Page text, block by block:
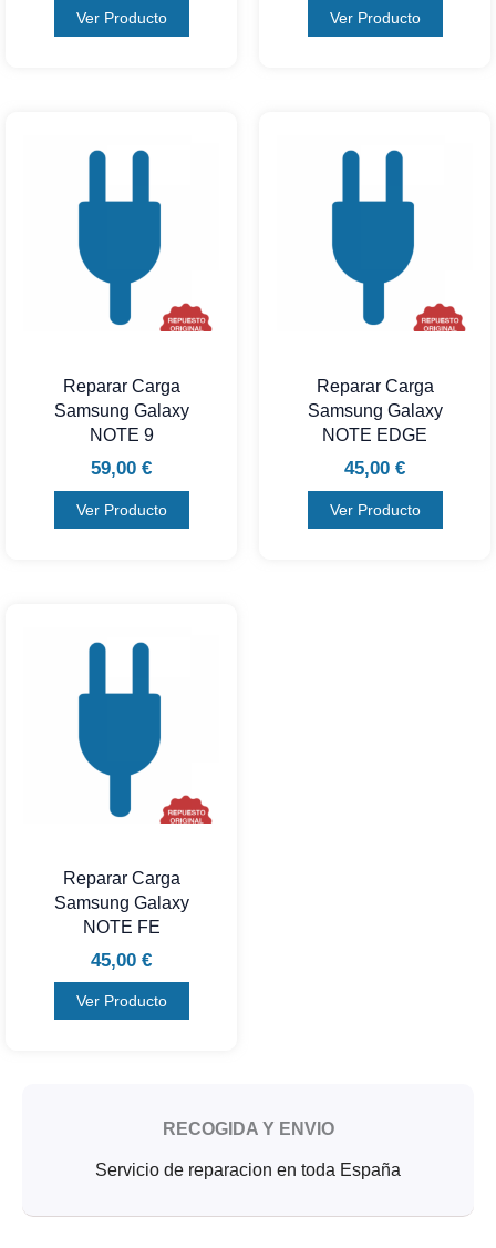
Ver Producto Ver Producto
Reparar Carga
Samsung Galaxy
NOTE 9
59,00 €
Ver Producto
Reparar Carga
Samsung Galaxy
NOTE EDGE
45,00 €
Ver Producto
Reparar Carga
Samsung Galaxy
NOTE FE
45,00 €
Ver Producto
RECOGIDA Y ENVIO
Servicio de reparacion en toda España